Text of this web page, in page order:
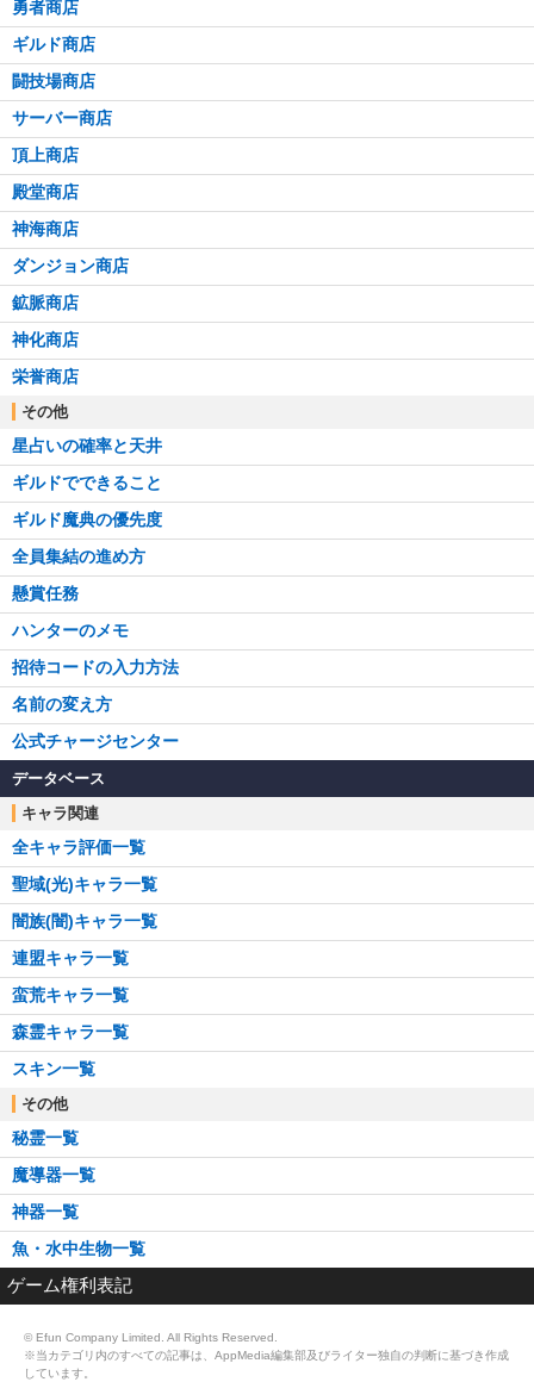
勇者商店
ギルド商店
闘技場商店
サーバー商店
頂上商店
殿堂商店
神海商店
ダンジョン商店
鉱脈商店
神化商店
栄誉商店
その他
星占いの確率と天井
ギルドでできること
ギルド魔典の優先度
全員集結の進め方
懸賞任務
ハンターのメモ
招待コードの入力方法
名前の変え方
公式チャージセンター
データベース
キャラ関連
全キャラ評価一覧
聖域(光)キャラ一覧
闇族(闇)キャラ一覧
連盟キャラ一覧
蛮荒キャラ一覧
森霊キャラ一覧
スキン一覧
その他
秘霊一覧
魔導器一覧
神器一覧
魚・水中生物一覧
ゲーム権利表記
© Efun Company Limited. All Rights Reserved.
※当カテゴリ内のすべての記事は、AppMedia編集部及びライター独自の判断に基づき作成
しています。